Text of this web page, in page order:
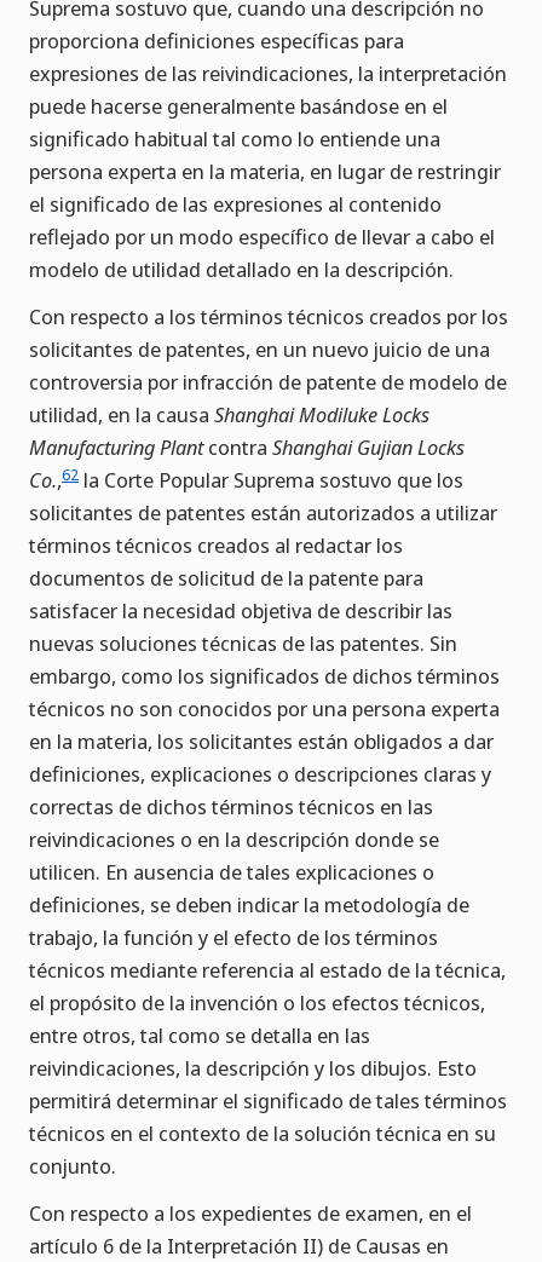
Suprema sostuvo que, cuando una descripción no
proporciona definiciones específicas para
expresiones de las reivindicaciones, la interpretación
puede hacerse generalmente basándose en el
significado habitual tal como lo entiende una
persona experta en la materia, en lugar de restringir
el significado de las expresiones al contenido
reflejado por un modo específico de llevar a cabo el
modelo de utilidad detallado en la descripción.
Con respecto a los términos técnicos creados por los
solicitantes de patentes, en un nuevo juicio de una
controversia por infracción de patente de modelo de
utilidad, en la causa Shanghai Modiluke Locks
Manufacturing Plantcontra Shanghai Gujian Locks
Co.,62 la Corte Popular Suprema sostuvo que los
solicitantes de patentes están autorizados a utilizar
términos técnicos creados al redactar los
documentos de solicitud de la patente para
satisfacer la necesidad objetiva de describir las
nuevas soluciones técnicas de las patentes. Sin
embargo, como los significados de dichos términos
técnicos no son conocidos por una persona experta
en la materia, los solicitantes están obligados a dar
definiciones, explicaciones o descripciones claras y
correctas de dichos términos técnicos en las
reivindicaciones o en la descripción donde se
utilicen. En ausencia de tales explicaciones o
definiciones, se deben indicar la metodología de
trabajo, la función y el efecto de los términos
técnicos mediante referencia al estado de la técnica,
el propósito de la invención o los efectos técnicos,
entre otros, tal como se detalla en las
reivindicaciones, la descripción y los dibujos. Esto
permitirá determinar el significado de tales términos
técnicos en el contexto de la solución técnica en su
conjunto.
Con respecto a los expedientes de examen, en el
artículo 6 de la Interpretación II) de Causas en